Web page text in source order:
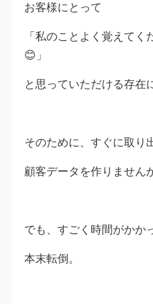
お客様にとって
「私のことよく覚えて
😊」
と思っていただける存在
そのために、すぐに取り
顧客データを作りません
でも、すごく時間がかか
本末転倒。